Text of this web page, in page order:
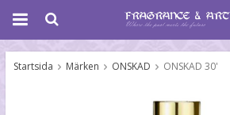
Startsida Märken ONSKAD ONSKAD 30'